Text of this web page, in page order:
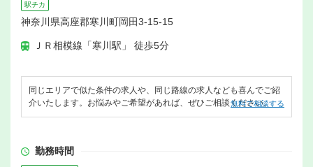
駅チカ
神奈川県高座郡寒川町岡田3-15-15
ＪＲ相模線「寒川駅」 徒歩5分
同じエリアで似た条件の求人や、同じ路線の求人なども喜んでご紹
介いたします。お悩みやご希望があれば、ぜひご相談ください。
無料で相談する
勤務時間